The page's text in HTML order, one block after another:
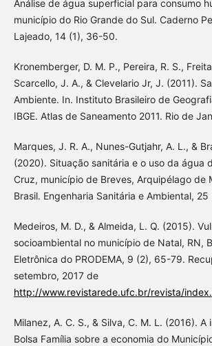
Análise de água superficial para consumo
município do Rio Grande do Sul. Caderno
Lajeado, 14 (1), 36-50.
Kronemberger, D. M. P., Pereira, R. S.,
Scarcello, J. A., & Clevelario Jr, J. (2011).
Ambiente. In. Instituto Brasileiro de
IBGE. Atlas de Saneamento 2011. Rio de
Marques, J. R. A., Nunes-Gutjahr, A. L., &
(2020). Situação sanitária e o uso da água
Cruz, município de Breves, Arquipélago de
Brasil. Engenharia Sanitária e Ambiental,
Medeiros, M. D., & Almeida, L. Q. (2015).
socioambiental no município de Natal, RN,
Eletrônica do PRODEMA, 9 (2), 65-79.
setembro, 2017 de
http://www.revistarede.ufc.br/revista/
Milanez, A. C. S., & Silva, C. M. L. (2016).
Bolsa Família sobre a economia do